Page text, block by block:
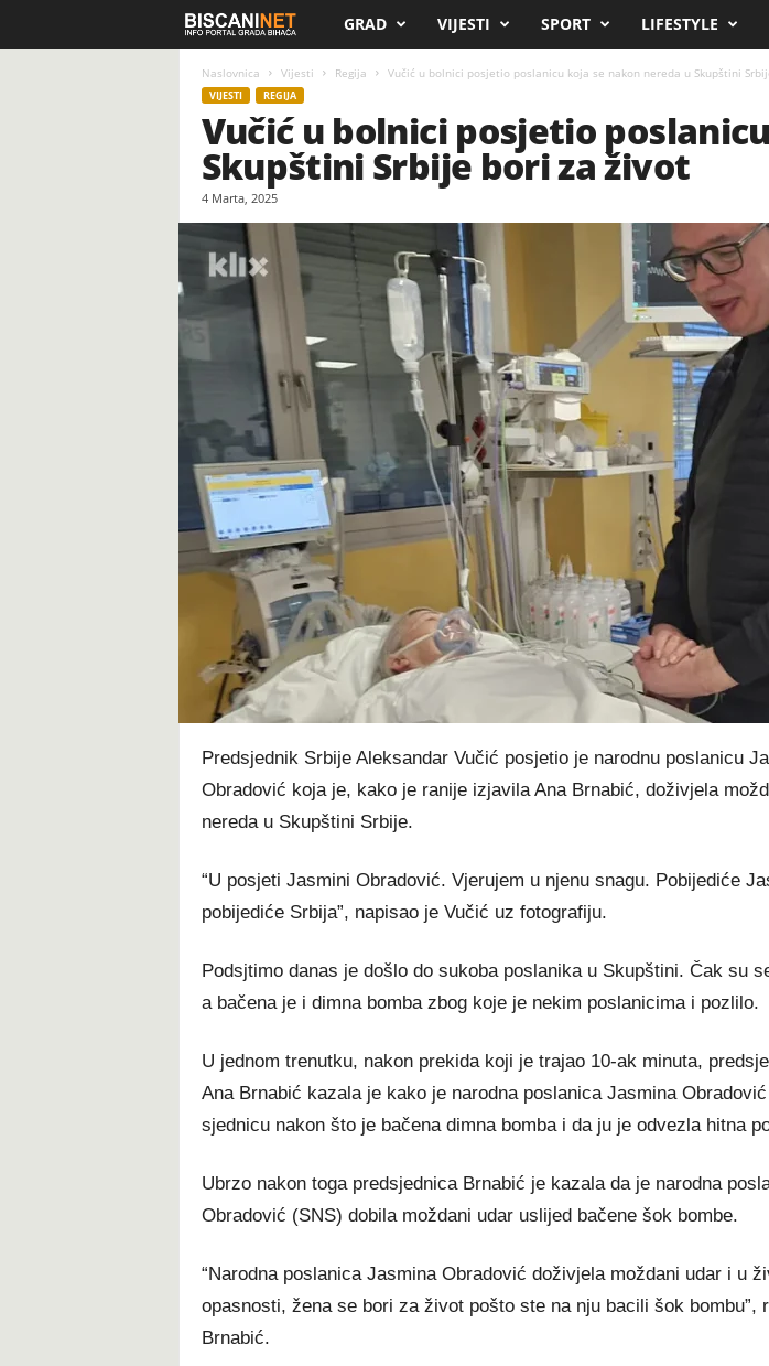
i
.
n
e
t
GRAD VIJESTI SPORT LIFESTYLE
Naslovnica Vijesti Regija Vučić u bolnici posjetio poslanicu koja se nakon nereda u Skupštini
VIJESTI REGIJA
Vučić u bolnici posjetio
Skupštini Srbije bori za život
4 Marta, 2025
Predsjednik Srbije Aleksandar Vučić posjetio je narodnu poslanicu
Obradović koja je, kako je ranije izjavila Ana Brnabić, doživjela
nereda u Skupštini Srbije.
“U posjeti Jasmini Obradović. Vjerujem u njenu snagu. Pobijediće
pobijediće Srbija”, napisao je Vučić uz fotografiju.
Podsjtimo danas je došlo do sukoba poslanika u Skupštini. Čak su
a bačena je i dimna bomba zbog koje je nekim poslanicima i pozlilo.
U jednom trenutku, nakon prekida koji je trajao 10-ak minuta,
Ana Brnabić kazala je kako je narodna poslanica Jasmina
sjednicu nakon što je bačena dimna bomba i da ju je odvezla hitna
Ubrzo nakon toga predsjednica Brnabić je kazala da je narodna
Obradović (SNS) dobila moždani udar uslijed bačene šok bombe.
“Narodna poslanica Jasmina Obradović doživjela moždani udar i u
opasnosti, žena se bori za život pošto ste na nju bacili šok bombu”,
Brnabić.